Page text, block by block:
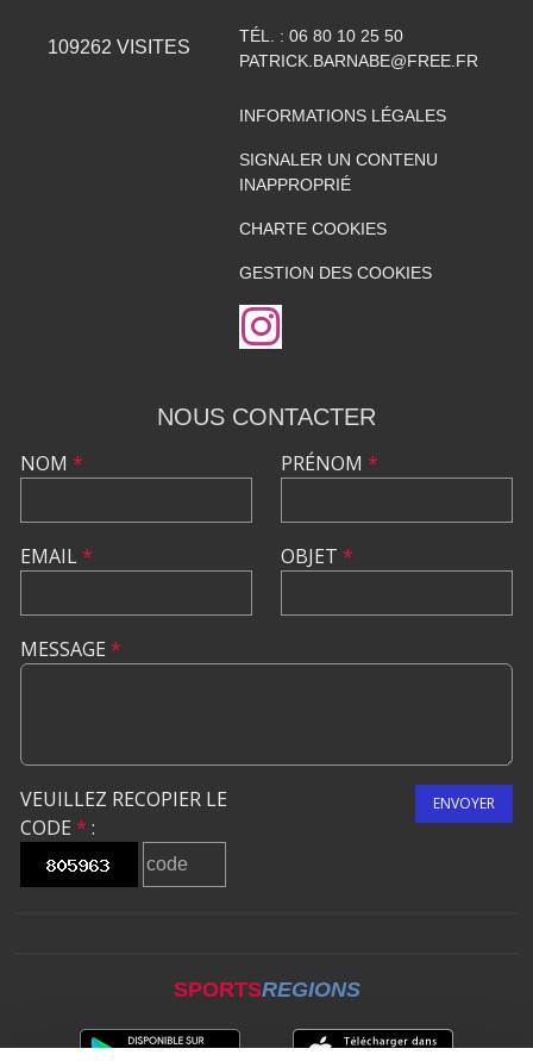
109262 VISITES
TÉL. : 06 80 10 25 50
PATRICK.BARNABE@FREE.FR
INFORMATIONS LÉGALES
SIGNALER UN CONTENU
INAPPROPRIÉ
CHARTE COOKIES
GESTION DES COOKIES
NOUS CONTACTER
NOM *
EMAIL*
PRÉNOM *
OBJET *
MESSAGE *
VEUILLEZ RECOPIER LE
CODE * :
ENVOYER
SPORTSREGIONS